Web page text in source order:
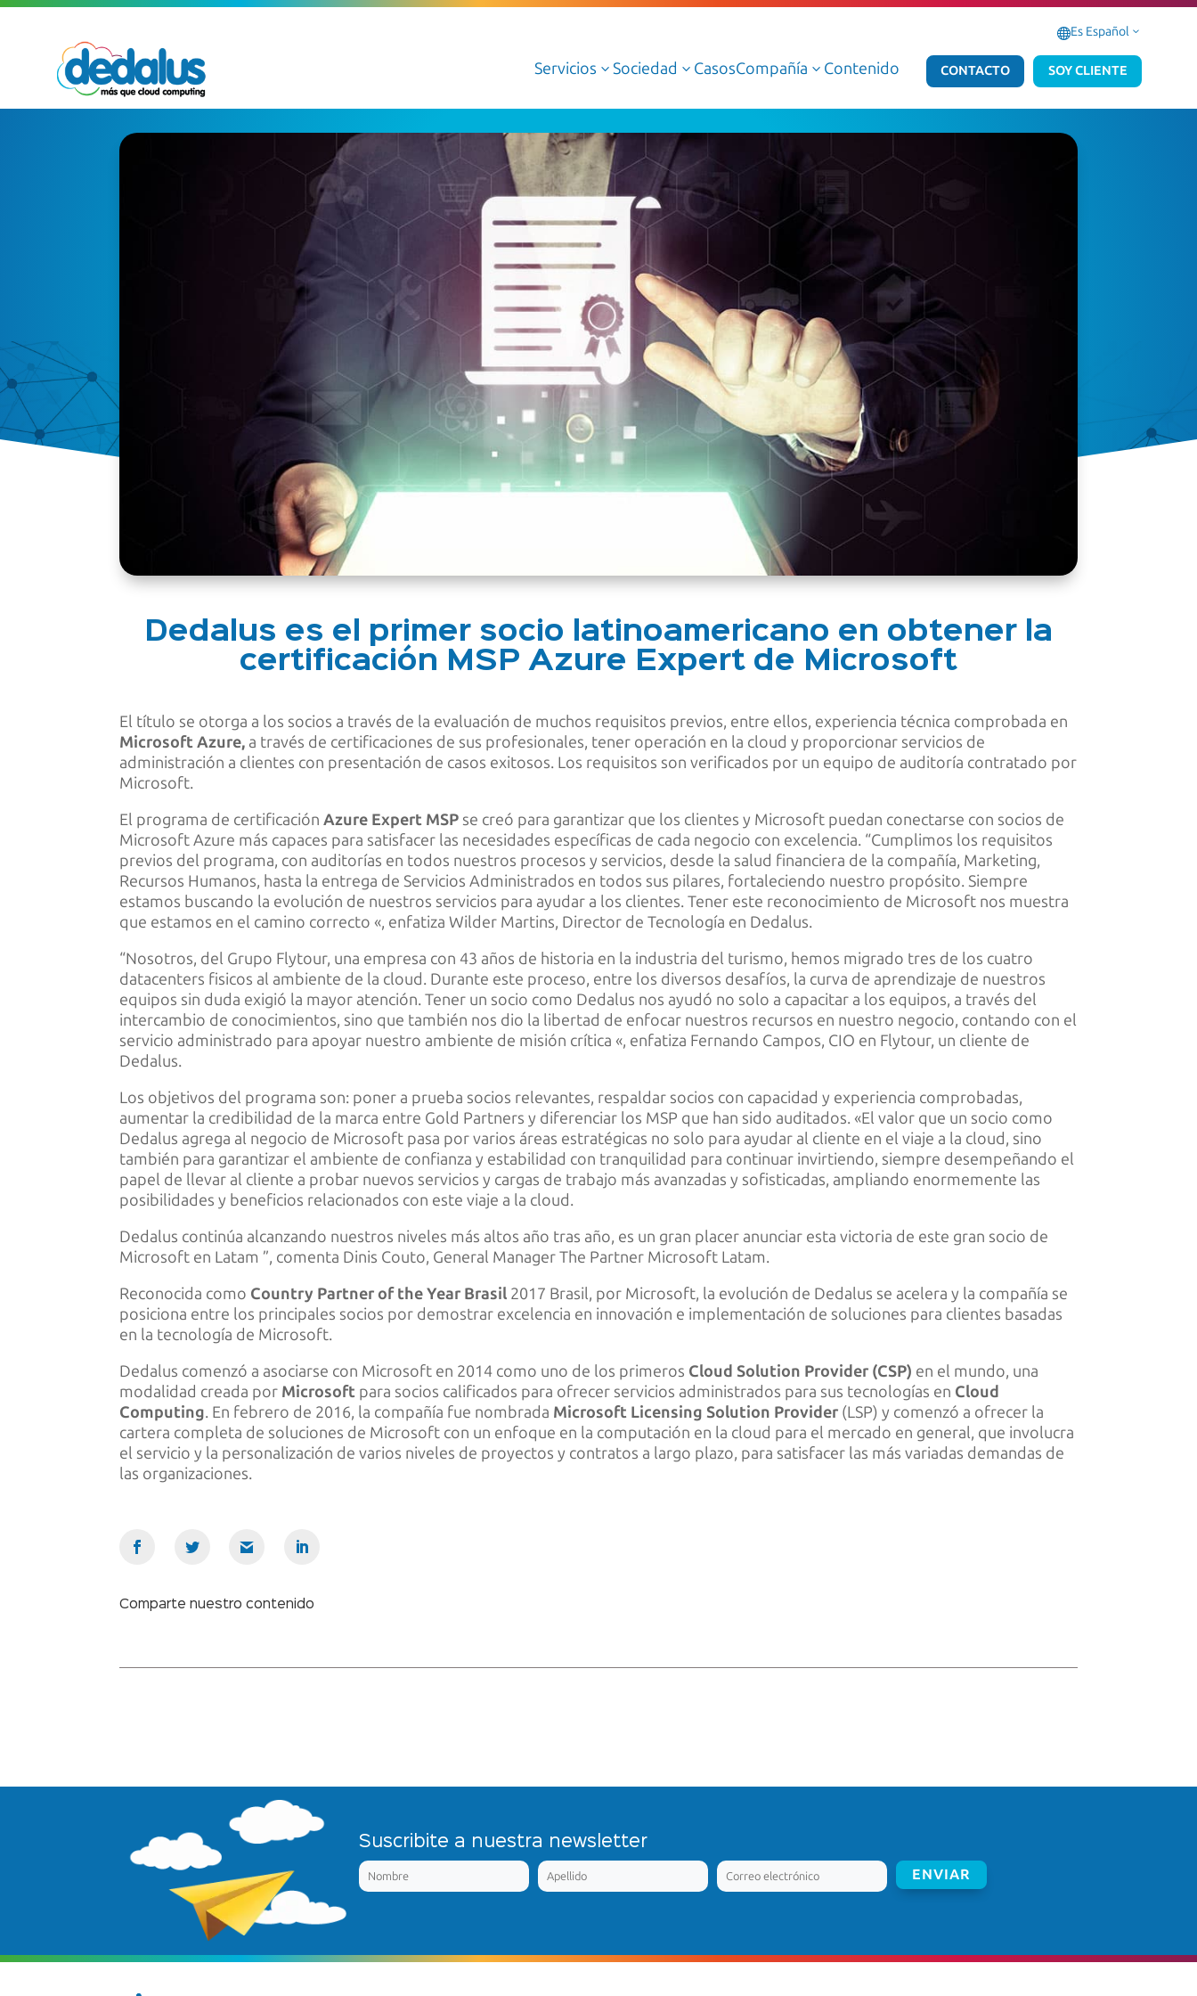
Es Español 3
Servicios 3
Servicios Administrados de Cloud
Servicios Profesionales Cloud
Cloud AWS
Cloud Azure
Cloud Oracle
Servicios Administrados de Datos e IA
Servicios Profesionales de Datos e IA
Datos e IA AWS
Sociedad 3 CasosCompañía 3 Contenido CONTACTO SOY CLIENTE
Dedalus es el primer socio latinoamericano en obtener la
certificación MSP Azure Expert de Microsoft
El título se otorga a los socios a través de la evaluación de muchos requisitos previos, entre ellos, experiencia técnica comprobada en
Microsoft Azure, a través de certificaciones de sus profesionales, tener operación en la cloud y proporcionar servicios de
administración a clientes con presentación de casos exitosos. Los requisitos son verificados por un equipo de auditoría contratado por
Microsoft.
El programa de certificación Azure Expert MSP se creó para garantizar que los clientes y Microsoft puedan conectarse con socios de
Microsoft Azure más capaces para satisfacer las necesidades específicas de cada negocio con excelencia. “Cumplimos los requisitos
previos del programa, con auditorías en todos nuestros procesos y servicios, desde la salud financiera de la compañía, Marketing,
Recursos Humanos, hasta la entrega de Servicios Administrados en todos sus pilares, fortaleciendo nuestro propósito. Siempre
estamos buscando la evolución de nuestros servicios para ayudar a los clientes. Tener este reconocimiento de Microsoft nos muestra
que estamos en el camino correcto «, enfatiza Wilder Martins, Director de Tecnología en Dedalus.
“Nosotros, del Grupo Flytour, una empresa con 43 años de historia en la industria del turismo, hemos migrado tres de los cuatro
datacenters fisicos al ambiente de la cloud. Durante este proceso, entre los diversos desafíos, la curva de aprendizaje de nuestros
equipos sin duda exigió la mayor atención. Tener un socio como Dedalus nos ayudó no solo a capacitar a los equipos, a través del
intercambio de conocimientos, sino que también nos dio la libertad de enfocar nuestros recursos en nuestro negocio, contando con el
servicio administrado para apoyar nuestro ambiente de misión crítica «, enfatiza Fernando Campos, CIO en Flytour, un cliente de
Dedalus.
Los objetivos del programa son: poner a prueba socios relevantes, respaldar socios con capacidad y experiencia comprobadas,
aumentar la credibilidad de la marca entre Gold Partners y diferenciar los MSP que han sido auditados. «El valor que un socio como
Dedalus agrega al negocio de Microsoft pasa por varios áreas estratégicas no solo para ayudar al cliente en el viaje a la cloud, sino
también para garantizar el ambiente de confianza y estabilidad con tranquilidad para continuar invirtiendo, siempre desempeñando el
papel de llevar al cliente a probar nuevos servicios y cargas de trabajo más avanzadas y sofisticadas, ampliando enormemente las
posibilidades y beneficios relacionados con este viaje a la cloud.
Dedalus continúa alcanzando nuestros niveles más altos año tras año, es un gran placer anunciar esta victoria de este gran socio de
Microsoft en Latam ”, comenta Dinis Couto, General Manager The Partner Microsoft Latam.
Reconocida como Country Partner of the Year Brasil 2017 Brasil, por Microsoft, la evolución de Dedalus se acelera y la compañía se
posiciona entre los principales socios por demostrar excelencia en innovación e implementación de soluciones para clientes basadas
en la tecnología de Microsoft.
Dedalus comenzó a asociarse con Microsoft en 2014 como uno de los primeros Cloud Solution Provider (CSP) en el mundo, una
modalidad creada por Microsoft para socios calificados para ofrecer servicios administrados para sus tecnologías en Cloud
Computing. En febrero de 2016, la compañía fue nombrada Microsoft Licensing Solution Provider (LSP) y comenzó a ofrecer la
cartera completa de soluciones de Microsoft con un enfoque en la computación en la cloud para el mercado en general, que involucra
el servicio y la personalización de varios niveles de proyectos y contratos a largo plazo, para satisfacer las más variadas demandas de
las organizaciones.
Comparte nuestro contenido
Suscribite a nuestra newsletter